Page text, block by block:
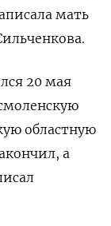
мать
20 мая
областную
а